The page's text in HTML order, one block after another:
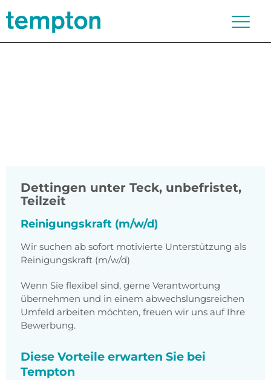
Dettingen unter Teck, unbefristet,
Teilzeit
Reinigungskraft (m/w/d)
Wir suchen ab sofort motivierte Unterstützung als
Reinigungskraft (m/w/d)
Wenn Sie flexibel sind, gerne Verantwortung
übernehmen und in einem abwechslungsreichen
Umfeld arbeiten möchten, freuen wir uns auf Ihre
Bewerbung.
Diese Vorteile erwarten Sie bei
Tempton